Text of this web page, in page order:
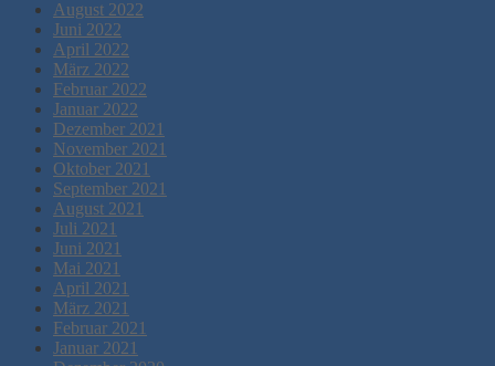
August 2022
Juni 2022
April 2022
März 2022
Februar 2022
Januar 2022
Dezember 2021
November 2021
Oktober 2021
September 2021
August 2021
Juli 2021
Juni 2021
Mai 2021
April 2021
März 2021
Februar 2021
Januar 2021